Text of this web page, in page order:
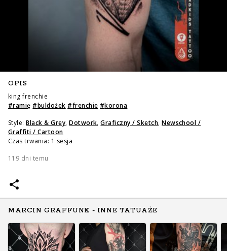
OPIS
king frenchie
#ramię #buldożek #frenchie #korona
Style: Black & Grey,Dotwork,Graficzny / Sketch,Newschool /
Graffiti / Cartoon
Czas trwania: 1 sesja
119 dni temu
MARCIN GRAFFUNK - INNE TATUAŻE